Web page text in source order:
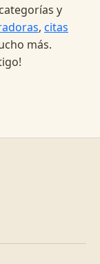
y
, citas
más.